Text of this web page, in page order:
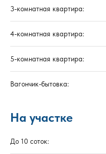
3-комнатная квартира:
4-комнатная квартира:
5-комнатная квартира:
Вагончик-бытовка:
На участке
До 10 соток: